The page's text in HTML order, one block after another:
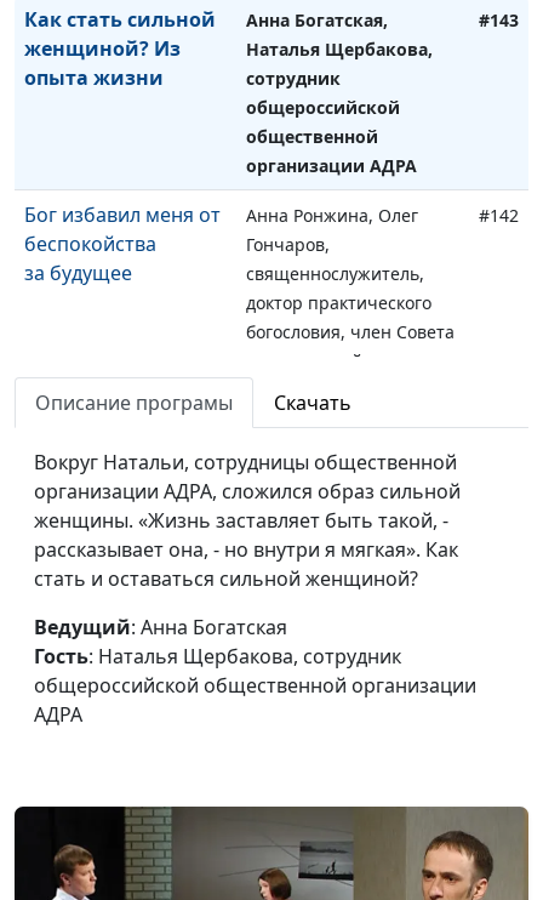
Как стать сильной
женщиной? Из
опыта жизни
Анна Богатская,
Наталья Щербакова,
сотрудник
общероссийской
общественной
организации АДРА
#143
Бог избавил меня от
беспокойства
за будущее
Анна Ронжина, Олег
Гончаров,
священнослужитель,
доктор практического
богословия, член Совета
по взаимодействию с
#142
Из бизнеса в
священнослужители:
оставить бизнес
ради служения
Анна Богатская, Юрий
Волобоев,
священнослужитель
Как я стала жить
иначе
Анна Богатская, Анна
Варенова
Искусство жить в
Как и зачем я служу
людям
Довгель,
священнослужитель
Описание програмы Скачать
Вокруг Натальи, сотрудницы общественной
организации АДРА, сложился образ сильной
женщины. «Жизнь заставляет быть такой, -
рассказывает она, - но внутри я мягкая». Как
стать и оставаться сильной женщиной?
Ведущий: Анна Богатская
Гость: Наталья Щербакова, сотрудник
общероссийской общественной организации
АДРА